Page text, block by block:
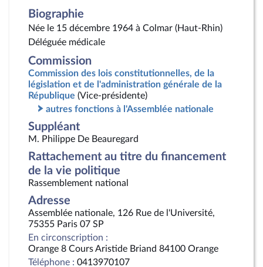
Biographie
Née le 15 décembre 1964 à Colmar (Haut-Rhin)
Déléguée médicale
Commission
Commission des lois constitutionnelles, de la
législation et de l'administration générale de la
République (Vice-présidente)
autres fonctions à l'Assemblée nationale
Suppléant
M. Philippe De Beauregard
Rattachement au titre du financement
de la vie politique
Rassemblement national
Adresse
Assemblée nationale, 126 Rue de l'Université,
75355 Paris 07 SP
En circonscription :
Orange 8 Cours Aristide Briand 84100 Orange
Téléphone : 0413970107